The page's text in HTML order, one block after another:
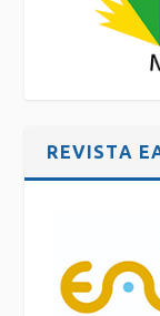
REVISTA